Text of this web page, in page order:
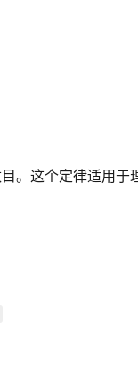
。这个定律适用于